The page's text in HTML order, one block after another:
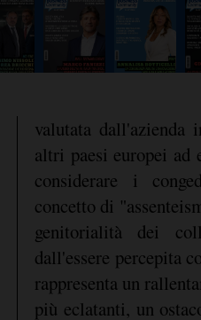
valutata dall'azienda
altri paesi europei ad
considerare i
concetto di
genitorialità dei
dall'essere percepita